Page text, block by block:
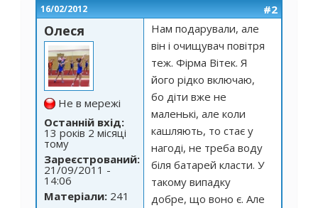
16/02/2012 #2
Олеся
Не в мережі
Останній вхід:
13 років 2 місяці
тому
Зареєстрований:
21/09/2011 -
14:06
Матеріали: 241
Нам подарували, але
він і очищувач повітря
теж. Фірма Вітек. Я
його рідко включаю,
бо діти вже не
маленькі, але коли
кашляють, то стає у
нагоді, не треба воду
біля батарей класти. У
такому випадку
добре, що воно є. Але